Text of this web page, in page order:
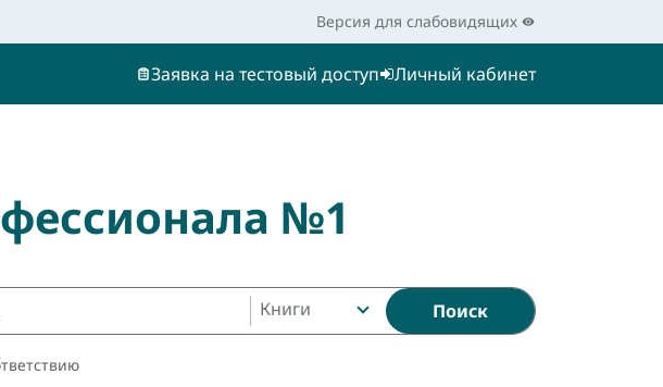
Версия для слабовидящих
Заявка на тестовый доступ Личный кабинет
№1
Книги Поиск